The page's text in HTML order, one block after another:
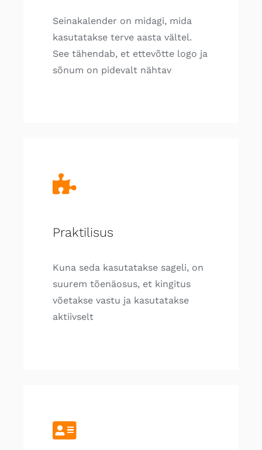
Seinakalender on midagi, mida
kasutatakse terve aasta vältel.
See tähendab, et ettevõtte logo ja
sõnum on pidevalt nähtav
Praktilisus
Kuna seda kasutatakse sageli, on
suurem tõenäosus, et kingitus
võetakse vastu ja kasutatakse
aktiivselt